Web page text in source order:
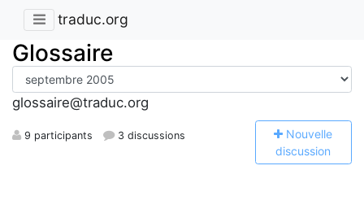
traduc.org
Glossaire
glossaire@traduc.org
9 participants 3 discussions Nouvelle
discussion